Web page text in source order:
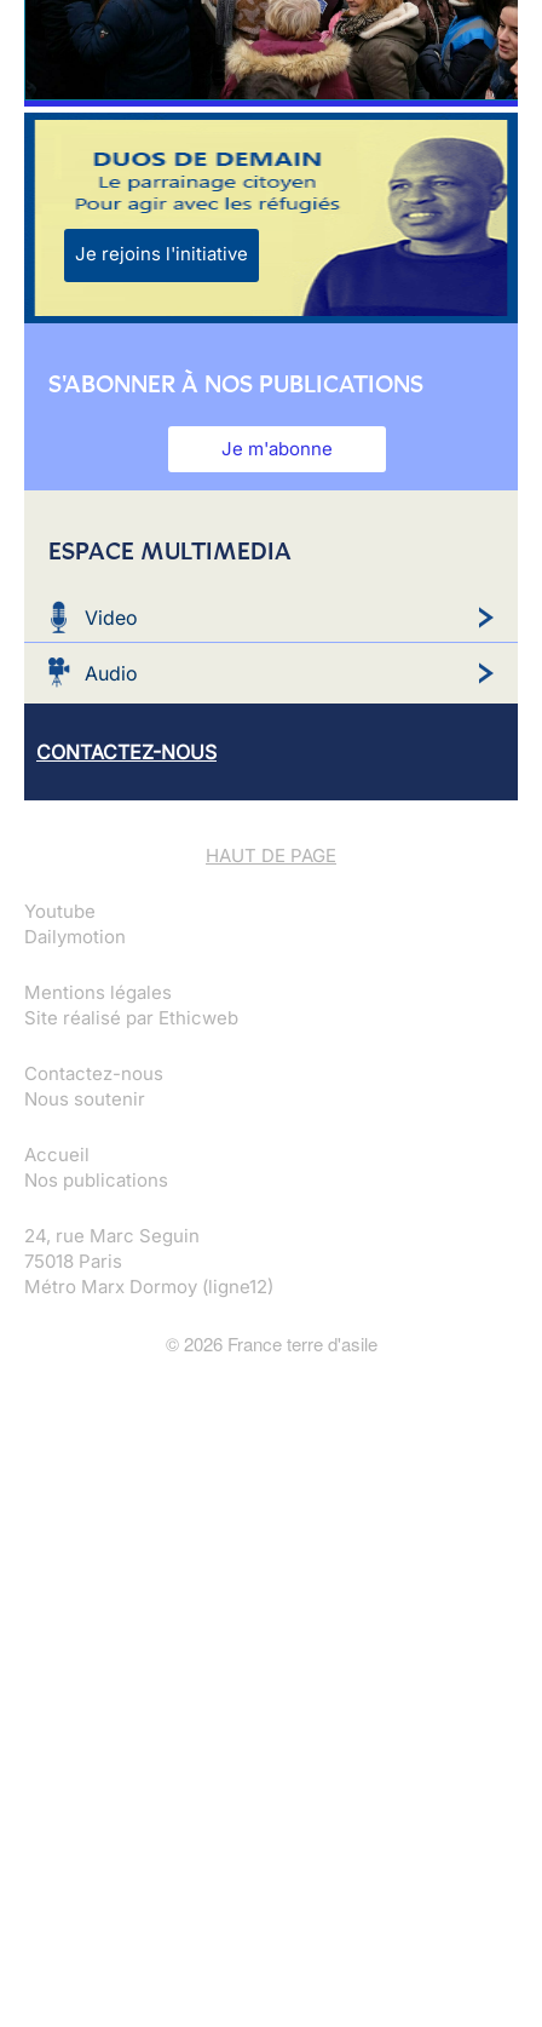
Je rejoins l'initiative
S'ABONNER À NOS PUBLICATIONS
Je m'abonne
ESPACE MULTIMEDIA
Video
Audio
CONTACTEZ-NOUS
HAUT DE PAGE
Youtube
Dailymotion
Mentions légales
Site réalisé par Ethicweb
Contactez-nous
Nous soutenir
Accueil
Nos publications
24, rue Marc Seguin
75018 Paris
Métro Marx Dormoy (ligne12)
© 2026France terre d'asile